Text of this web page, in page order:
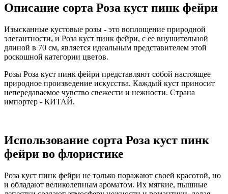
Описание сорта Роза куст пинк фейри
Изысканные кустовые розы - это воплощение природной
элегантности, и Роза куст пинк фейри, с ее внушительной
длиной в 70 см, является идеальным представителем этой
роскошной категории цветов.
Розы Роза куст пинк фейри представляют собой настоящее
природное произведение искусства. Каждый куст приносит
непередаваемое чувство свежести и нежности. Страна
импортер - КИТАЙ.
Использование сорта Роза куст пинк
фейри во флористике
Роза куст пинк фейри не только поражают своей красотой, но
и обладают великолепным ароматом. Их мягкие, пышные